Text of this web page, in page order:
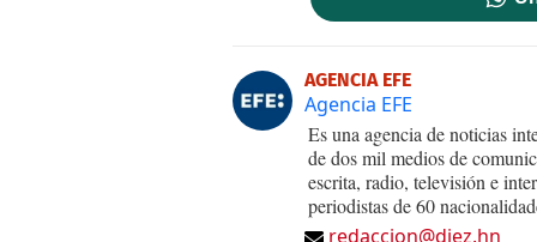
AGENCIA EFE
Agencia EFE
Es una agencia de noticias
de dos mil medios de
escrita, radio, televisión e
periodistas de 60
redaccion@diez.hn